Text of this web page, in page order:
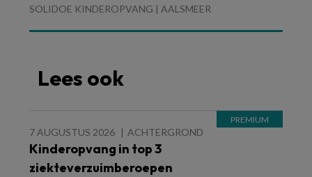
SOLIDOE KINDEROPVANG | AALSMEER
Lees ook
7 AUGUSTUS 2026 ACHTERGROND
Kinderopvang in top 3
ziekteverzuimberoepen